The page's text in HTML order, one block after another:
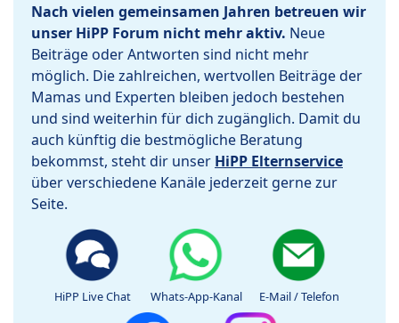
Nach vielen gemeinsamen Jahren betreuen wir
unser HiPP Forum nicht mehr aktiv. Neue
Beiträge oder Antworten sind nicht mehr
möglich. Die zahlreichen, wertvollen Beiträge der
Mamas und Experten bleiben jedoch bestehen
und sind weiterhin für dich zugänglich. Damit du
auch künftig die bestmögliche Beratung
bekommst, steht dir unser HiPP Elternservice
über verschiedene Kanäle jederzeit gerne zur
Seite.
HiPP Live Chat Whats-App-Kanal E-Mail / Telefon